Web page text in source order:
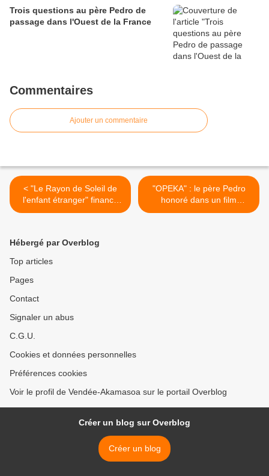
Trois questions au père Pedro de
passage dans l'Ouest de la France
Commentaires
Ajouter un commentaire
< "Le Rayon de Soleil de
l'enfant étranger" finance
l'envoi de 2 containers de
"OPEKA" : le père Pedro
honoré dans un film
sélectionné au Brooklyn
Hébergé par Overblog
Top articles
Pages
Contact
Signaler un abus
C.G.U.
Cookies et données personnelles
Préférences cookies
Voir le profil de Vendée-Akamasoa sur le portail Overblog
Créer un blog sur Overblog
Créer un blog